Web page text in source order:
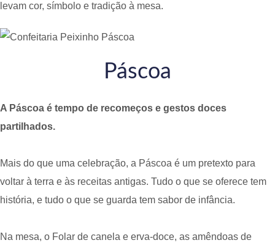
levam cor, símbolo e tradição à mesa.
Páscoa
A Páscoa é tempo de recomeços e gestos doces
partilhados.
Mais do que uma celebração, a Páscoa é um pretexto para
voltar à terra e às receitas antigas. Tudo o que se oferece tem
história, e tudo o que se guarda tem sabor de infância.
Na mesa, o Folar de canela e erva-doce, as amêndoas de